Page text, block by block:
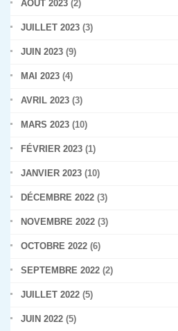
AOÛT 2023 (2)
JUILLET 2023 (3)
JUIN 2023 (9)
MAI 2023 (4)
AVRIL 2023 (3)
MARS 2023 (10)
FÉVRIER 2023 (1)
JANVIER 2023 (10)
DÉCEMBRE 2022 (3)
NOVEMBRE 2022 (3)
OCTOBRE 2022 (6)
SEPTEMBRE 2022 (2)
JUILLET 2022 (5)
JUIN 2022 (5)